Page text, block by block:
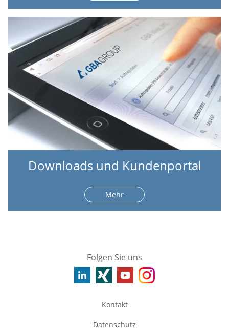
Downloads und Kundenportal
Mehr
Folgen Sie uns
Kontakt
Datenschutz